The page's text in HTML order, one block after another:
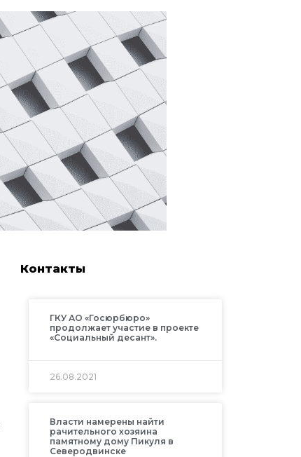
Контакты
ГКУ АО «Госюрбюро»
продолжает участие в проекте
«Социальный десант».
26.08.2021
Власти намерены найти
рачительного хозяина
памятному дому Пикуля в
Северодвинске